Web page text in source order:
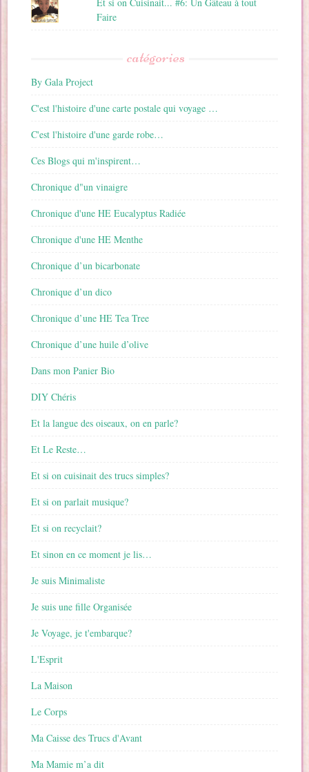
Et si on Cuisinait... #6: Un Gâteau à tout
Faire
catégories
By Gala Project
C'est l'histoire d'une carte postale qui voyage …
C'est l'histoire d'une garde robe…
Ces Blogs qui m'inspirent…
Chronique d"un vinaigre
Chronique d'une HE Eucalyptus Radiée
Chronique d'une HE Menthe
Chronique d’un bicarbonate
Chronique d’un dico
Chronique d’une HE Tea Tree
Chronique d’une huile d’olive
Dans mon Panier Bio
DIY Chéris
Et la langue des oiseaux, on en parle?
Et Le Reste…
Et si on cuisinait des trucs simples?
Et si on parlait musique?
Et si on recyclait?
Et sinon en ce moment je lis…
Je suis Minimaliste
Je suis une fille Organisée
Je Voyage, je t'embarque?
L'Esprit
La Maison
Le Corps
Ma Caisse des Trucs d'Avant
Ma Mamie m’a dit